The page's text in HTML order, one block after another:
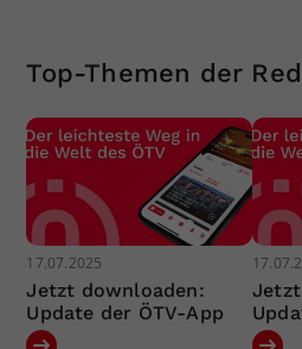
Top-Themen der
17.07.2025
Jetzt downloaden:
Update der ÖTV-App